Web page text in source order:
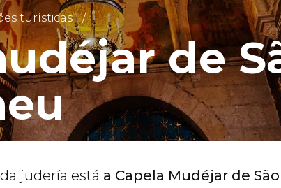
turísticas
de
judería está a Capela Mudéjar de São